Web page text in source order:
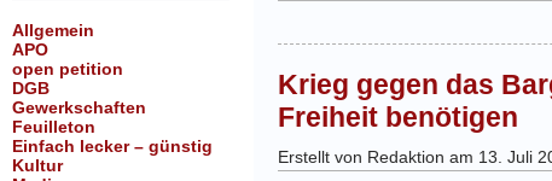
Allgemein
APO
open petition
DGB
Gewerkschaften
Feuilleton
Einfach lecker – günstig
Kultur
Krieg gegen das
Freiheit benötigen
Erstellt von Redaktion am 13. Juli